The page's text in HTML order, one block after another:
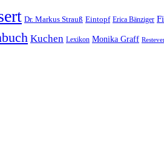
Dr. Markus Strauß Eintopf Erica Bänziger
Kuchen Lexikon Monika Graff